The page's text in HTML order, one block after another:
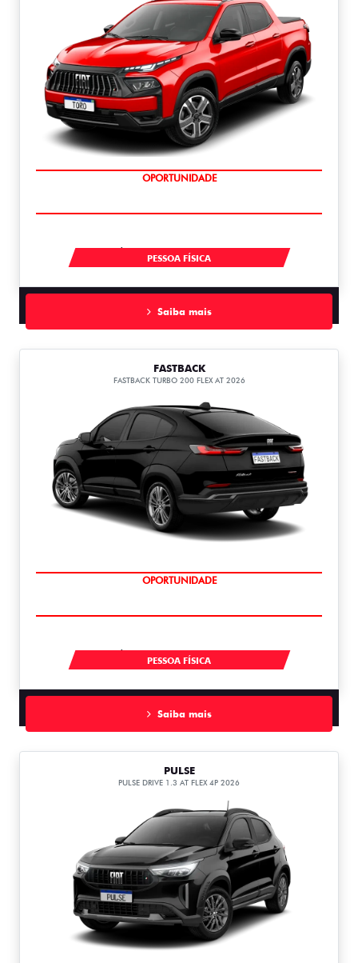
SUPERVALORIZAÇÃO DO USADO
À VISTA POR R$ 134.990,00
PESSOA FÍSICA
Saiba mais
FASTBACK
FASTBACK TURBO 200 FLEX AT 2026
OPORTUNIDADE
À VISTA POR R$ 119.990,00
PESSOA FÍSICA
Saiba mais
PULSE
PULSE DRIVE 1.3 AT FLEX 4P 2026